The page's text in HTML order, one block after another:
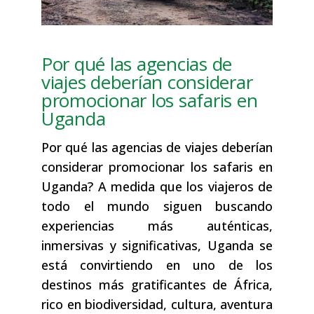
Por qué las agencias de
viajes deberían considerar
promocionar los safaris en
Uganda
Por qué las agencias de viajes deberían
considerar promocionar los safaris en
Uganda? A medida que los viajeros de
todo el mundo siguen buscando
experiencias más auténticas,
inmersivas y significativas, Uganda se
está convirtiendo en uno de los
destinos más gratificantes de África,
rico en biodiversidad, cultura, aventura